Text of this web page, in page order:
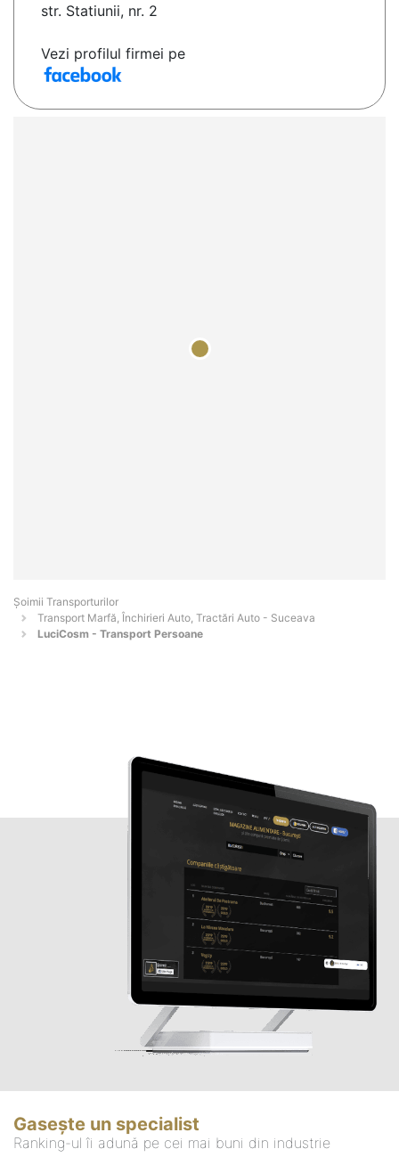
str. Statiunii, nr. 2
Vezi profilul firmei pe
Șoimii Transporturilor
Transport Marfă, Închirieri Auto, Tractări Auto - Suceava
LuciCosm - Transport Persoane
Gasește un specialist
Ranking-ul îi adună pe cei mai buni din industrie